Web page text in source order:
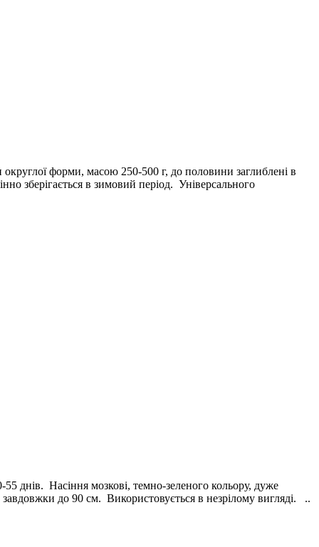
форми, масою 250-500 г, до половини заглиблені в
зберігається в зимовий період. Універсального
днів. Насіння мозкові, темно-зеленого кольору, дуже
до 90 см. Використовується в незрілому вигляді. ..